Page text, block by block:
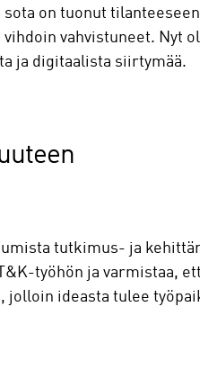
on tuonut
vahvistuneet. Nyt
ja digitaalista siirtymää.
tutkimus- ja
työhön ja varmistaa,
ideasta tulee